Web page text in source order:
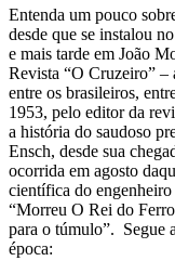
Entenda um pouco
desde que se instalou
e mais tarde em João
Revista “O Cruzeiro” –
entre os brasileiros,
1953, pelo editor da
a história do saudoso
Ensch, desde sua
ocorrida em agosto
científica do
“Morreu O Rei do
para o túmulo”. Segue
época: